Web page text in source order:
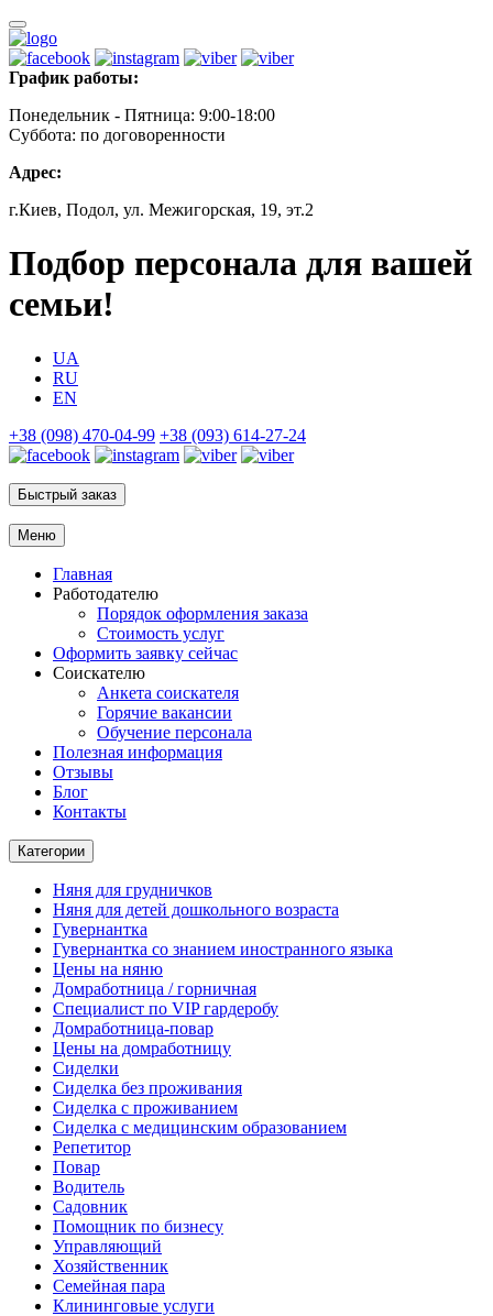
График работы:
Понедельник - Пятница: 9:00-18:00
Суббота: по договоренности
Адрес:
г.Киев, Подол, ул. Межигорская, 19, эт.2
Подбор персонала для вашей
семьи!
UA
RU
EN
+38 (098) 470-04-99 +38 (093) 614-27-24
Быстрый заказ
Меню
Главная
Работодателю
Порядок оформления заказа
Стоимость услуг
Оформить заявку сейчас
Соискателю
Анкета соискателя
Горячие вакансии
Обучение персонала
Полезная информация
Отзывы
Блог
Контакты
Категории
Няня для грудничков
Няня для детей дошкольного возраста
Гувернантка
Гувернантка со знанием иностранного языка
Цены на няню
Домработница / горничная
Cпециалист по VIP гардеробу
Домработница-повар
Цены на домработницу
Сиделки
Сиделка без проживания
Сиделка с проживанием
Сиделка с медицинским образованием
Репетитор
Повар
Водитель
Садовник
Помощник по бизнесу
Управляющий
Хозяйственник
Семейная пара
Клининговые услуги